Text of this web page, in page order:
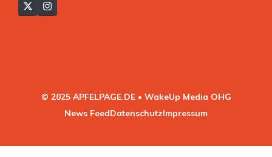
© 2025 APFELPAGE.DE • WakeUp Media OHG
News FeedDatenschutzImpressum